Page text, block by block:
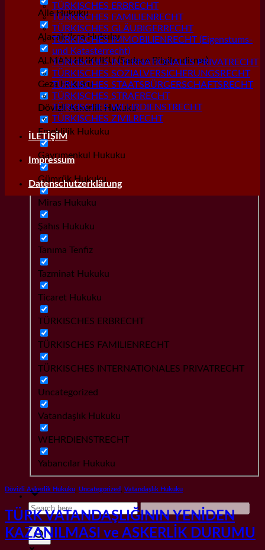
Aile Hukuku
Alacak/İcra Hukuku
ALMAN HUKUKU (Sadece Bilgilendirme)
Ceza Hukuku
Dövizli Askerlik Hukuku
Emeklilik Hukuku
Gayrımenkul Hukuku
Gümrük Hukuku
Miras Hukuku
Şahıs Hukuku
Tanıma Tenfiz
Tazminat Hukuku
Ticaret Hukuku
TÜRKISCHES ERBRECHT
TÜRKISCHES FAMILIENRECHT
TÜRKISCHES INTERNATIONALES PRIVATRECHT
Uncategorized
Vatandaşlık Hukuku
WEHRDIENSTRECHT
Yabancılar Hukuku
TÜRKISCHES ERBRECHT
TÜRKISCHES FAMILIENRECHT
TÜRKISCHES GLÄUBIGERRECHT
TÜRKISCHES IMMOBILIENRECHT (Eigenstums-
und Katasterrecht)
TÜRKISCHES INTERNATIONALES PRIVATRECHT
TÜRKISCHES SOZIALVERSICHERUNGSRECHT
TÜRKISCHES STAATSBÜRGERSCHAFTSRECHT
TÜRKISCHES STRAFRECHT
TÜRKISCHES WEHRDIENSTRECHT
TÜRKISCHES ZIVILRECHT
İLETİŞİM
Impressum
Datenschutzerklärung
Dövizli Askerlik Hukuku Uncategorized Vatandaşlık Hukuku
TÜRK VATANDAŞLIĞININ YENİDEN
KAZANILMASI ve ASKERLİK DURUMU